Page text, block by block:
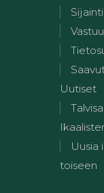
Uutiset
Uusia
toiseen